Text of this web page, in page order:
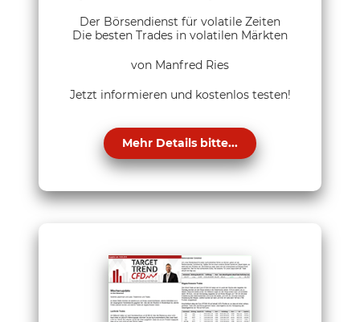
Der Börsendienst für volatile Zeiten
Die besten Trades in volatilen Märkten
von Manfred Ries
Jetzt informieren und kostenlos testen!
Mehr Details bitte...